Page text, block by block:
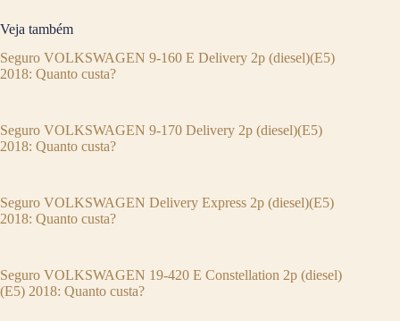
Veja também
Seguro VOLKSWAGEN 9-160 E Delivery 2p (diesel)(E5)
2018: Quanto custa?
Seguro VOLKSWAGEN 9-170 Delivery 2p (diesel)(E5)
2018: Quanto custa?
Seguro VOLKSWAGEN Delivery Express 2p (diesel)(E5)
2018: Quanto custa?
Seguro VOLKSWAGEN 19-420 E Constellation 2p (diesel)
(E5) 2018: Quanto custa?